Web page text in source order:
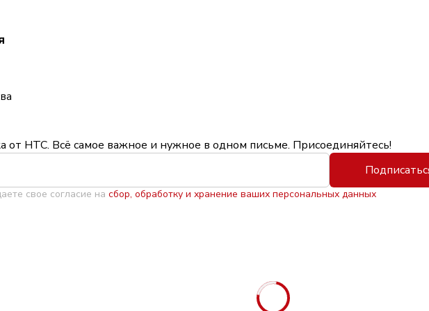
от НТС. Всё самое важное и нужное в одном письме. Присоединяйтесь!
свое согласие на сбор, обработку и хранение ваших персональных данных